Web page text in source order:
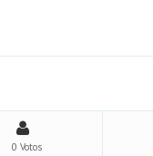
0 Votos